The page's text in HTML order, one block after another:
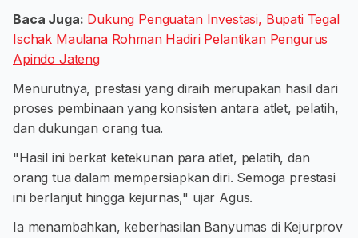
Baca Juga: Dukung Penguatan Investasi, Bupati Tegal
Ischak Maulana Rohman Hadiri Pelantikan Pengurus
Apindo Jateng
Menurutnya, prestasi yang diraih merupakan hasil dari
proses pembinaan yang konsisten antara atlet, pelatih,
dan dukungan orang tua.
"Hasil ini berkat ketekunan para atlet, pelatih, dan
orang tua dalam mempersiapkan diri. Semoga prestasi
ini berlanjut hingga kejurnas," ujar Agus.
Ia menambahkan, keberhasilan Banyumas di Kejurprov